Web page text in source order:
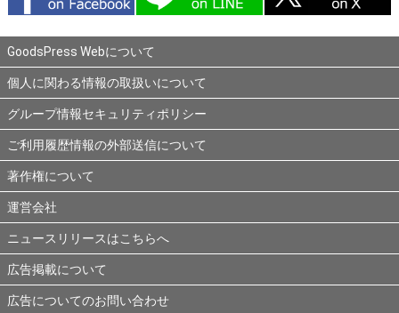
GoodsPress Webについて
個人に関わる情報の取扱いについて
グループ情報セキュリティポリシー
ご利用履歴情報の外部送信について
著作権について
運営会社
ニュースリリースはこちらへ
広告掲載について
広告についてのお問い合わせ